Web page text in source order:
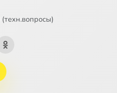
(техн.вопросы)